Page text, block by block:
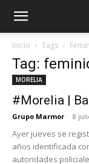
Inicio Tags
Tag:
MORELIA
#Morelia |
Grupo Marmor - 8
Ayer jueves se
años identificada
autoridades